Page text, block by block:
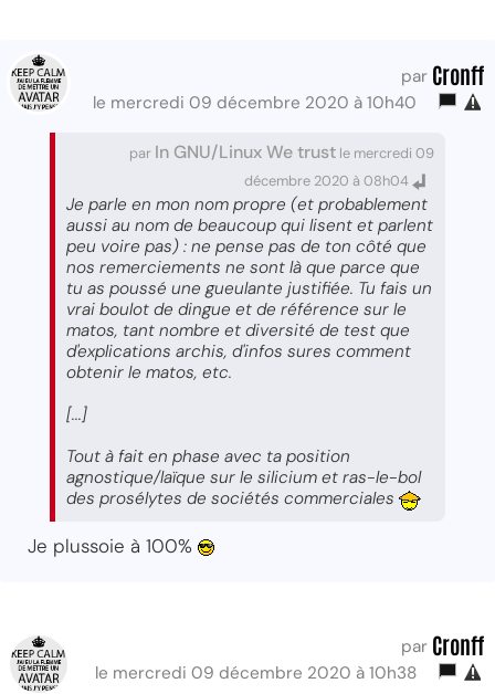
par Cronff
le mercredi 09 décembre 2020 à 10h40
par In GNU/Linux We trust le mercredi 09
décembre 2020 à 08h04
Je parle en mon nom propre (et probablement
aussi au nom de beaucoup qui lisent et parlent
peu voire pas) : ne pense pas de ton côté que
nos remerciements ne sont là que parce que
tu as poussé une gueulante justifiée. Tu fais un
vrai boulot de dingue et de référence sur le
matos, tant nombre et diversité de test que
d'explications archis, d'infos sures comment
obtenir le matos, etc.
[...]
Tout à fait en phase avec ta position
agnostique/laïque sur le silicium et ras-le-bol
des prosélytes de sociétés commerciales
Je plussoie à 100%
par Cronff
le mercredi 09 décembre 2020 à 10h38